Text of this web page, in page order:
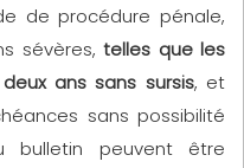
de procédure pénale,
sévères,telles que les
ans sans sursis, et
sans possibilité
bulletin peuvent être